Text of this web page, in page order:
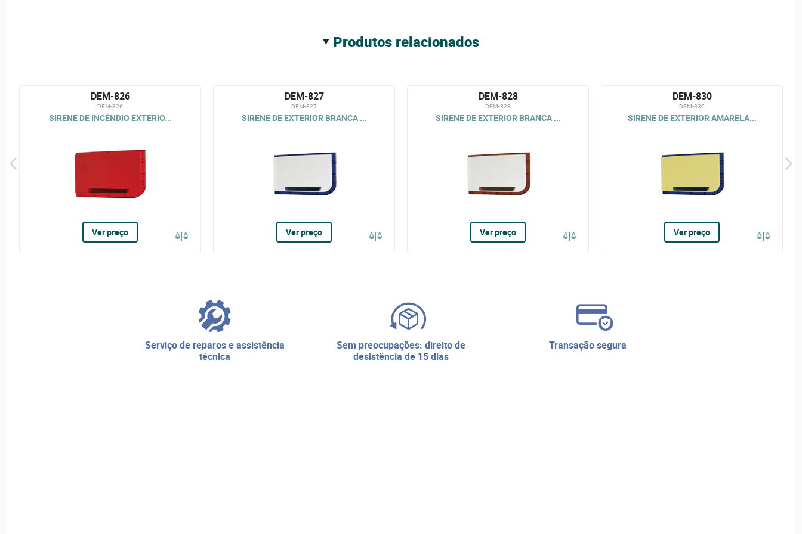
produtos relacionados
DEM-826
DEM-826
SIRENE DE INCÊNDIO EXTERIO...
Ver preço
DEM-827
DEM-827
SIRENE DE EXTERIOR BRANCA ...
Ver preço
DEM-828
DEM-828
SIRENE DE EXTERIOR BRANCA ...
Ver preço
DEM-830
DEM-830
SIRENE DE EXTERIOR AMARELA...
Ver preço
serviço de reparos e assistência
técnica
sem preocupações: direito de
desistência de 15 dias
transação segura